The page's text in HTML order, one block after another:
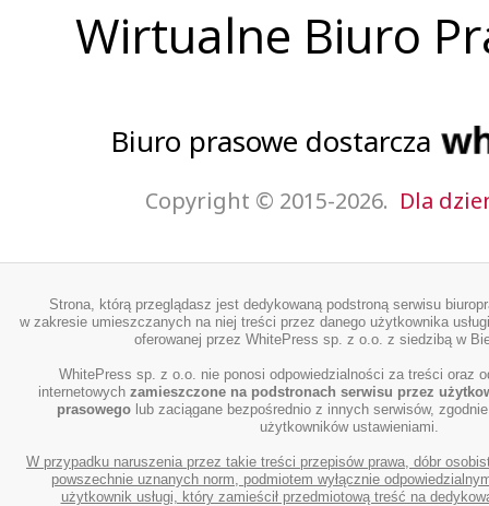
Wirtualne Biuro
Biuro prasowe dostarcza
Copyright © 2015-2026. Dla
Strona, którą przeglądasz jest dedykowaną podstroną serwisu
w zakresie umieszczanych na niej treści przez danego użytkownika
oferowanej przez WhitePress sp. z o.o. z siedzibą w
WhitePress sp. z o.o. nie ponosi odpowiedzialności za treści oraz
internetowych zamieszczone na podstronach serwisu przez
prasowegolub zaciągane bezpośrednio z innych serwisów,
użytkowników ustawieniami.
W przypadku naruszenia przez takie treści przepisów prawa, dóbr
powszechnie uznanych norm, podmiotem wyłącznie
użytkownik usługi, który zamieścił przedmiotową treść na